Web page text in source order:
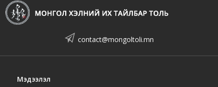
contact@mongoltoli.mn
Мэдээлэл